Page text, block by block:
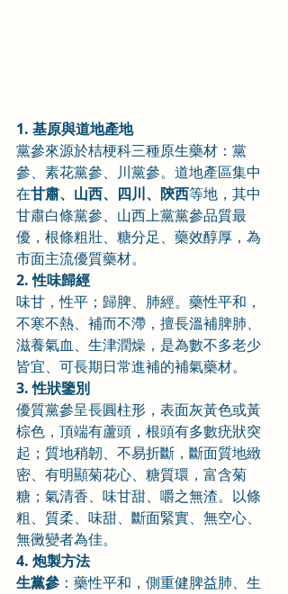
1. 基原與道地產地
黨參來源於桔梗科三種原生藥材：黨
參、素花黨參、川黨參。道地產區集中
在甘肅、山西、四川、陝西等地，其中
甘肅白條黨參、山西上黨黨參品質最
優，根條粗壯、糖分足、藥效醇厚，為
市面主流優質藥材。
2. 性味歸經
味甘，性平；歸脾、肺經。藥性平和，
不寒不熱、補而不滯，擅長溫補脾肺、
滋養氣血、生津潤燥，是為數不多老少
皆宜、可長期日常進補的補氣藥材。
3. 性狀鑒別
優質黨參呈長圓柱形，表面灰黃色或黃
棕色，頂端有蘆頭，根頭有多數疣狀突
起；質地稍韌、不易折斷，斷面質地緻
密、有明顯菊花心、糖質環，富含菊
糖；氣清香、味甘甜、嚼之無渣。以條
粗、質柔、味甜、斷面緊實、無空心、
無黴變者為佳。
4. 炮製方法
生黨參 ：藥性平和，側重健脾益肺、生